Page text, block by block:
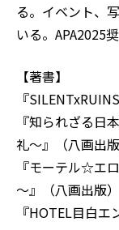
る。イベント、
いる。APA2025
【著書】
『
『知られざる日
礼～』（八画出版
『モーテル☆エ
～』（八画出版）
『HOTEL目白エ